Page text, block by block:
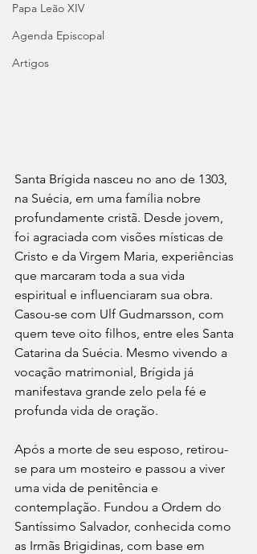
Papa Leão XIV
Agenda Episcopal
Artigos
Santa Brígida nasceu no ano de 1303,
na Suécia, em uma família nobre
profundamente cristã. Desde jovem,
foi agraciada com visões místicas de
Cristo e da Virgem Maria, experiências
que marcaram toda a sua vida
espiritual e influenciaram sua obra.
Casou-se com Ulf Gudmarsson, com
quem teve oito filhos, entre eles Santa
Catarina da Suécia. Mesmo vivendo a
vocação matrimonial, Brígida já
manifestava grande zelo pela fé e
profunda vida de oração.
Após a morte de seu esposo, retirou-
se para um mosteiro e passou a viver
uma vida de penitência e
contemplação. Fundou a Ordem do
Santíssimo Salvador, conhecida como
as Irmãs Brigidinas, com base em